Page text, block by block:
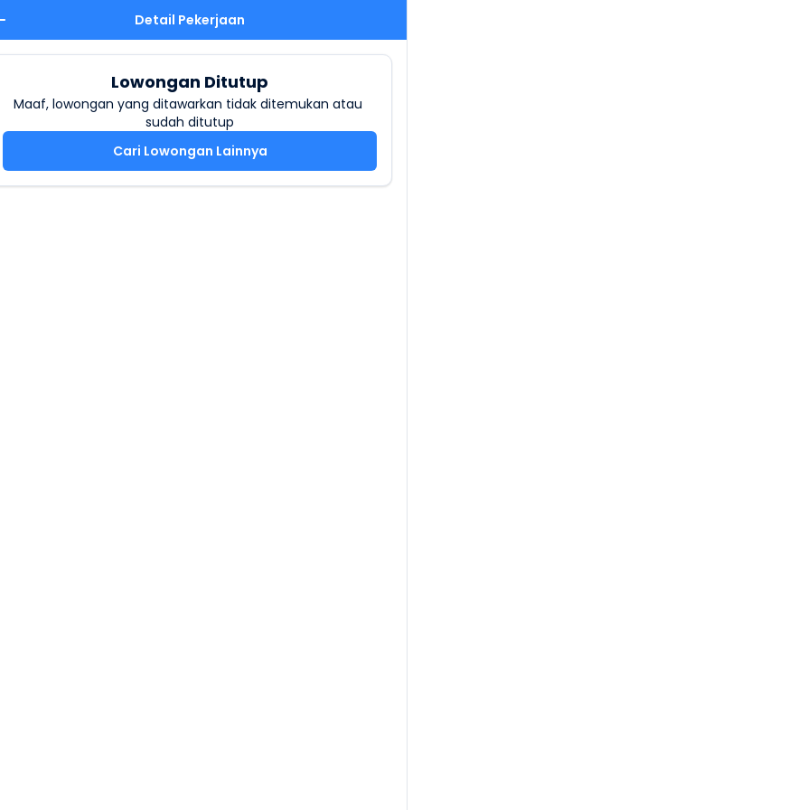
Detail Pekerjaan
Lowongan Ditutup
Maaf, lowongan yang ditawarkan tidak ditemukan atau
sudah ditutup
Cari Lowongan Lainnya